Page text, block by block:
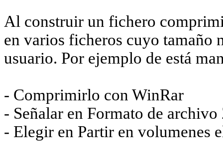
Al construir un fichero
en varios ficheros cuyo tamaño
usuario. Por ejemplo de está
- Comprimirlo con WinRar
- Señalar en Formato de archivo
- Elegir en Partir en volumenes